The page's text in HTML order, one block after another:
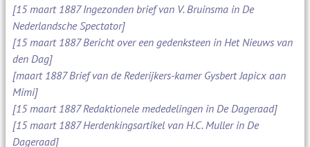
[15 maart 1887 Ingezonden brief van V. Bruinsma in De
Nederlandsche Spectator]
[15 maart 1887 Bericht over een gedenksteen in Het Nieuws van
den Dag]
[maart 1887 Brief van de Rederijkers-kamer Gysbert Japicx aan
Mimi]
[15 maart 1887 Redaktionele mededelingen in De Dageraad]
[15 maart 1887 Herdenkingsartikel van H.C. Muller in De
Dageraad]